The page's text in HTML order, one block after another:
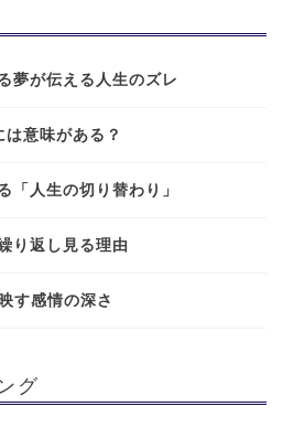
夢が伝える人生のズレ
意味がある？
「人生の切り替わり」
り返し見る理由
す感情の深さ
グ